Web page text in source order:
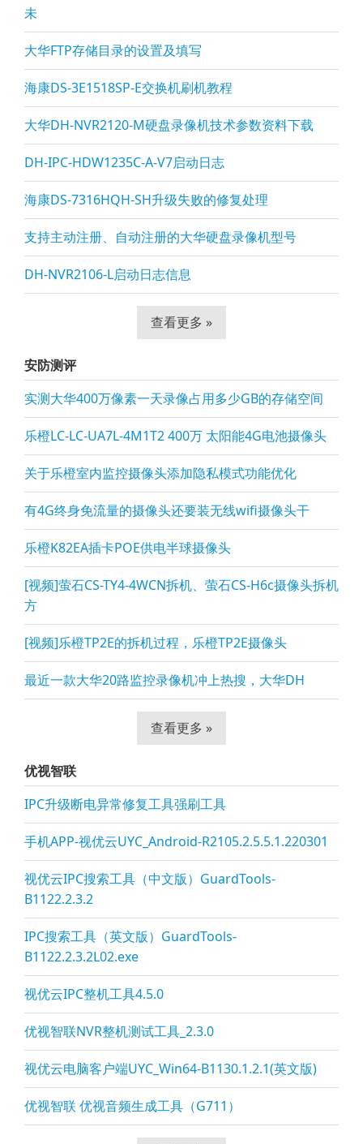
未
大华FTP存储目录的设置及填写
海康DS-3E1518SP-E交换机刷机教程
大华DH-NVR2120-M硬盘录像机技术参数资料下载
DH-IPC-HDW1235C-A-V7启动日志
海康DS-7316HQH-SH升级失败的修复处理
支持主动注册、自动注册的大华硬盘录像机型号
DH-NVR2106-L启动日志信息
查看更多 »
安防测评
实测大华400万像素一天录像占用多少GB的存储空间
乐橙LC-LC-UA7L-4M1T2 400万 太阳能4G电池摄像头
关于乐橙室内监控摄像头添加隐私模式功能优化
有4G终身免流量的摄像头还要装无线wifi摄像头干
乐橙K82EA插卡POE供电半球摄像头
[视频]萤石CS-TY4-4WCN拆机、萤石CS-H6c摄像头拆机
方
[视频]乐橙TP2E的拆机过程，乐橙TP2E摄像头
最近一款大华20路监控录像机冲上热搜，大华DH
查看更多 »
优视智联
IPC升级断电异常修复工具强刷工具
手机APP-视优云UYC_Android-R2105.2.5.5.1.220301
视优云IPC搜索工具（中文版）GuardTools-
B1122.2.3.2
IPC搜索工具（英文版）GuardTools-
B1122.2.3.2L02.exe
视优云IPC整机工具4.5.0
优视智联NVR整机测试工具_2.3.0
视优云电脑客户端UYC_Win64-B1130.1.2.1(英文版)
优视智联 优视音频生成工具（G711）